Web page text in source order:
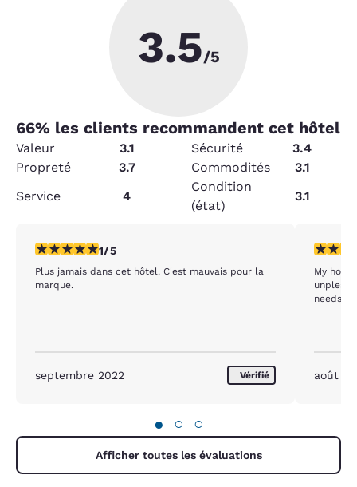
3.5/5
66% les clients recommandent cet hôtel
Valeur 3.1 Sécurité
3.4
Propreté
3.7 Commodités
3.1
Service
4
Condition
(état)
3.1
1 étoile. Moyen. 1 commentaire
1/5
Plus jamais dans cet hôtel. C'est mauvais pour la
marque.
septembre 2022 Vérifié
1 étoile.
My hot
needs
août
● ○ ○
Afficher toutes les évaluations